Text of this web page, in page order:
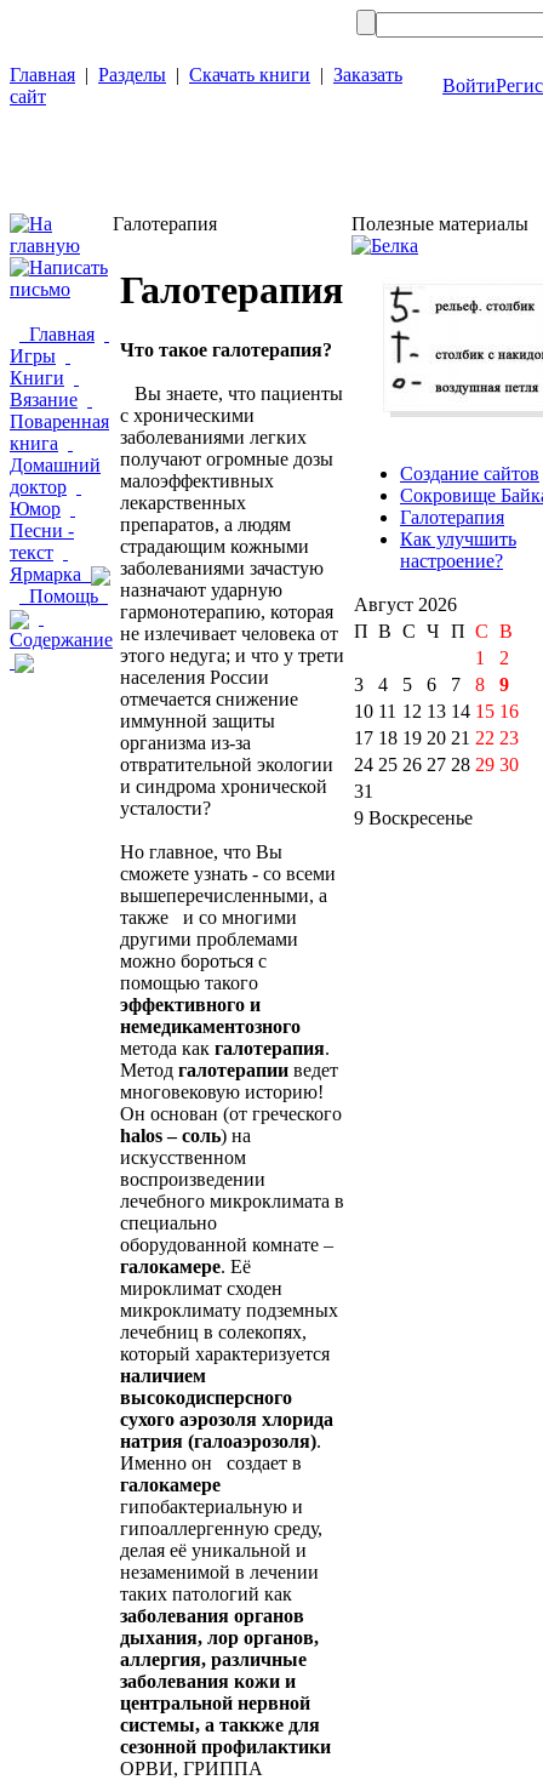
Главная | Разделы | Скачать книги | Заказать
сайт
Войти
Главная
Игры
Книги
Вязание
Поваренная
книга
Домашний
доктор
Юмор
Песни -
текст
Ярмарка
Помощь
Содержание
Галотерапия
Галотерапия
Что такое галотерапия?
Вы знаете, что пациенты
с хроническими
заболеваниями легких
получают огромные дозы
малоэффективных
лекарственных
препаратов, а людям
страдающим кожными
заболеваниями зачастую
назначают ударную
гармонотерапию, которая
не излечивает человека от
этого недуга; и что у трети
населения России
отмечается снижение
иммунной защиты
организма из-за
отвратительной экологии
и синдрома хронической
усталости?
Но главное, что Вы
сможете узнать - со всеми
вышеперечисленными, а
также и со многими
другими проблемами
можно бороться с
помощью такого
эффективного и
немедикаментозного
метода как галотерапия.
Метод галотерапии ведет
многовековую историю!
Он основан (от греческого
halos – соль) на
искусственном
воспроизведении
лечебного микроклимата в
специально
оборудованной комнате –
галокамере. Её
мироклимат сходен
микроклимату подземных
лечебниц в солекопях,
который характеризуется
наличием
высокодисперсного
сухого аэрозоля хлорида
натрия (галоаэрозоля).
Именно он создает в
галокамере
гипобактериальную и
гипоаллергенную среду,
делая её уникальной и
незаменимой в лечении
таких патологий как
заболевания органов
дыхания, лор органов,
аллергия, различные
заболевания кожи и
центральной нервной
системы, а таккже для
сезонной профилактики
ОРВИ, ГРИППА
Полезные материалы
Создание сайтов
Сокровище
Галотерапия
Как улучшить
настроение?
Август 2026
П В С Ч П С B
1
2
3
4 5 6 7 8
9
10 11 12 13 14 15 16
17 18 19 20 21 22 23
24 25 26 27 28 29 30
31
9 Bоскресенье